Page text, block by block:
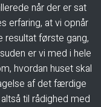
når der er sat
erfaring, at vi opnår
første gang,
er vi med i hele
hvordan huset skal
af det færdige
til rådighed med